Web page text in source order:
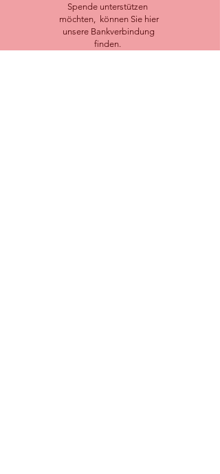
Spende unterstützen
möchten, können Sie hier
unsere Bankverbindung
finden.